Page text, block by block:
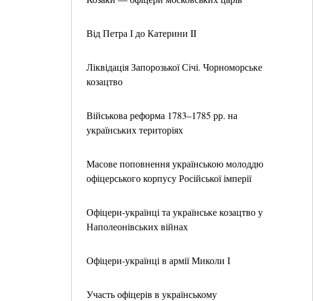
Від Петра І до Катерини II
Ліквідація Запорозької Січі. Чорноморське
козацтво
Військова реформа 1783–1785 рр. на
українських територіях
Масове поповнення українською молоддю
офіцерського корпусу Російської імперії
Офіцери-українці та українське козацтво у
Наполеонівських війнах
Офіцери-українці в армії Миколи І
Участь офіцерів в українському